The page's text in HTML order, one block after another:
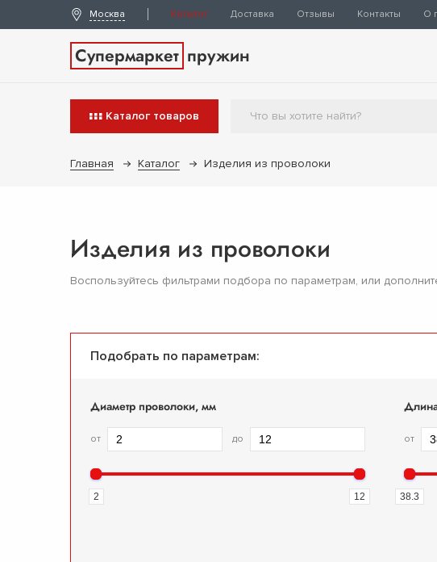
Москва Каталог Доставка Отзывы Контакты О
Супермаркет пружин
Каталог товаров
Главная Каталог Изделия из проволоки
Изделия из проволоки
Воспользуйтесь фильтрами подбора по параметрам, или
Подобрать по параметрам:
Диаметр проволоки, мм
от до
2 12
от
38.3